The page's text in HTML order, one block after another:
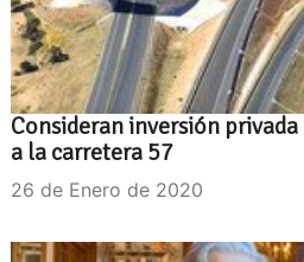
Consideran inversión
a la carretera 57
26 de Enero de 2020